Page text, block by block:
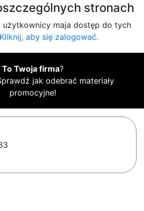
stronach
użytkownicy maja dostęp do tych
Kliknij, aby się zalogować.
To Twoja firma?
jak odebrać materiały
promocyjne!